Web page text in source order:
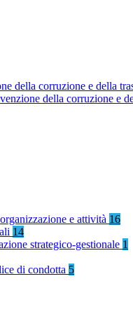
della corruzione e della
della corruzione e
e attività 16
14
strategico-gestionale 1
di condotta 5